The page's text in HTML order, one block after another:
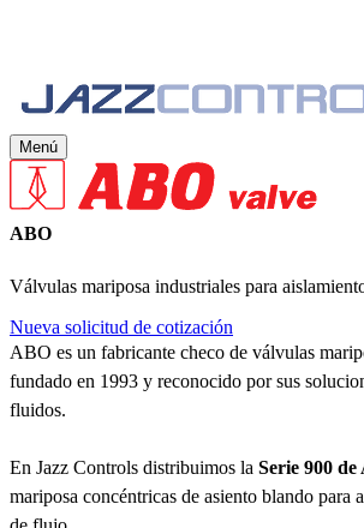
Menú
ABO
Válvulas mariposa industriales para
Nueva solicitud de cotización
ABO es un fabricante checo de válvulas
fundado en 1993 y reconocido por sus
fluidos.
En Jazz Controls distribuimos la Serie 900 de
mariposa concéntricas de asiento blando para